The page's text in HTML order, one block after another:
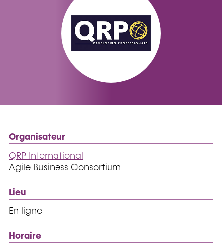
Organisateur
QRP International
Agile Business Consortium
Lieu
En ligne
Horaire